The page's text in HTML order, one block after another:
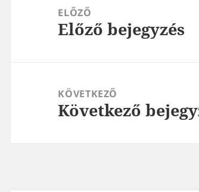
navigációELŐZŐ
Korábbi
Előző bejegyzés
KÖVETKEZŐ
Következő
Következő